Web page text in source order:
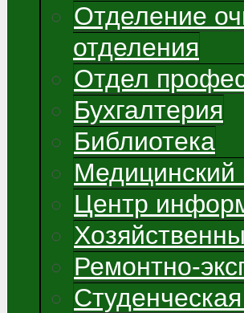
Отделение
отделения
Отдел
Бухгалтерия
Библиотека
Медицинский
Центр
Ремонтно-